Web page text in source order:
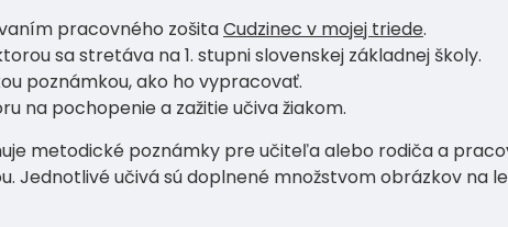
pracovného zošitaCudzinec v mojej triede.
sa stretáva na 1. stupni slovenskej základnej školy.
poznámkou, ako ho vypracovať.
na pochopenie a zažitie učiva žiakom.
metodické poznámky pre učiteľa alebo rodiča a
Jednotlivé učivá sú doplnené množstvom obrázkov na